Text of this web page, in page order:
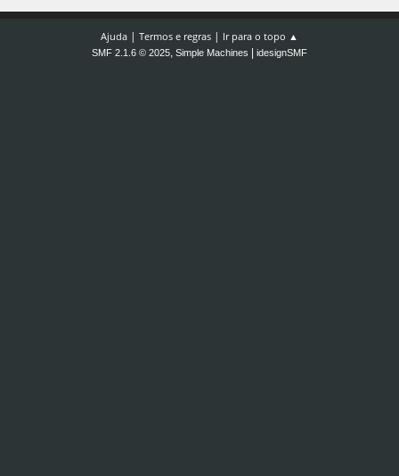
Ajuda | Termos e regras | Ir para o topo ▲
SMF 2.1.6 © 2025, Simple Machines idesignSMF